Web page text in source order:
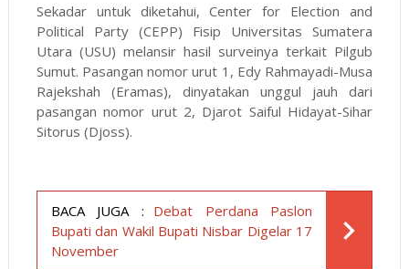
Sekadar untuk diketahui, Center for Election and
Political Party (CEPP) Fisip Universitas Sumatera
Utara (USU) melansir hasil surveinya terkait Pilgub
Sumut. Pasangan nomor urut 1, Edy Rahmayadi-Musa
Rajekshah (Eramas), dinyatakan unggul jauh dari
pasangan nomor urut 2, Djarot Saiful Hidayat-Sihar
Sitorus (Djoss).
BACA JUGA : Debat Perdana Paslon
Bupati dan Wakil Bupati Nisbar Digelar 17
November